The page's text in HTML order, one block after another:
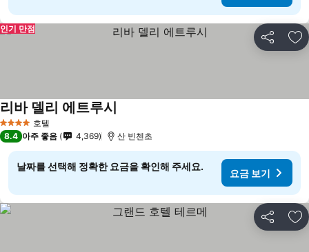
공유 즐
인기 만점
4 성급 호텔
리바 델리 에트루시
8.4 아주 좋음 4,369 산 빈첸초
날짜를 선택해 정확한 요금을 확인해 주세요.
요금 보기
공유 즐